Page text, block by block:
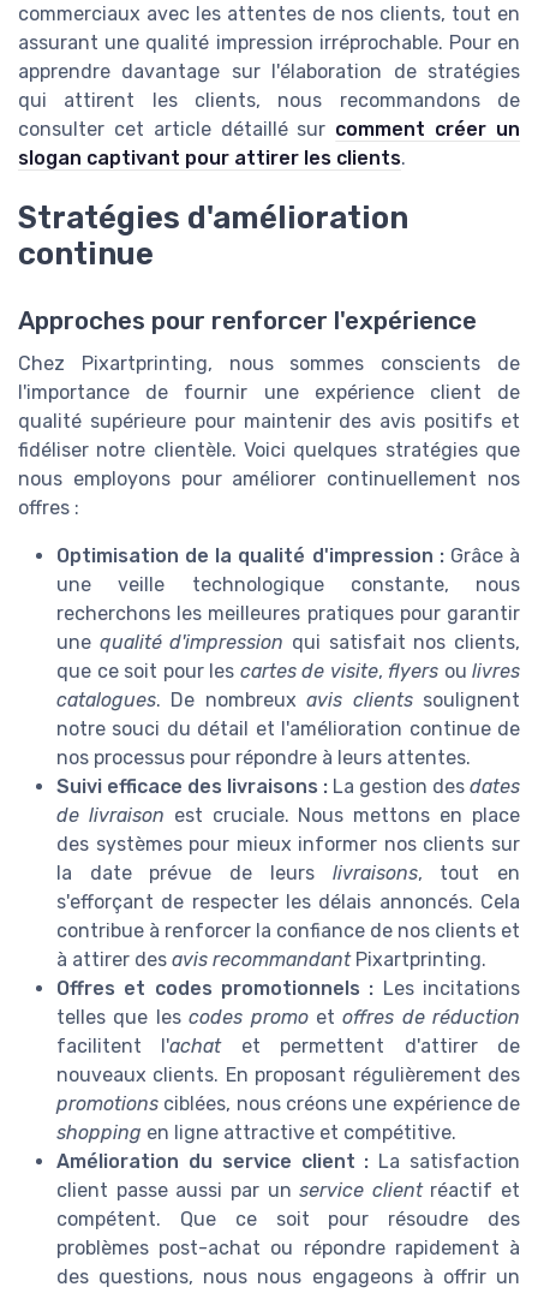
commerciaux avec les attentes de nos clients, tout en
assurant une qualité impression irréprochable. Pour en
apprendre davantage sur l'élaboration de stratégies
qui attirent les clients, nous recommandons de
consulter cet article détaillé sur comment créer un
slogan captivant pour attirer les clients.
Stratégies d'amélioration
continue
Approches pour renforcer l'expérience
Chez Pixartprinting, nous sommes conscients de
l'importance de fournir une expérience client de
qualité supérieure pour maintenir des avis positifs et
fidéliser notre clientèle. Voici quelques stratégies que
nous employons pour améliorer continuellement nos
offres :
Optimisation de la qualité d'impression :Grâce à
une veille technologique constante, nous
recherchons les meilleures pratiques pour garantir
une qualité d'impression qui satisfait nos clients,
que ce soit pour les cartes de visite, flyers ou livres
catalogues. De nombreuxavis clientssoulignent
notre souci du détail et l'amélioration continue de
nos processus pour répondre à leurs attentes.
Suivi efficace des livraisons : La gestion des dates
de livraison est cruciale. Nous mettons en place
des systèmes pour mieux informer nos clients sur
la date prévue de leurs livraisons, tout en
s'efforçant de respecter les délais annoncés. Cela
contribue à renforcer la confiance de nos clients et
à attirer des avis recommandantPixartprinting.
Offres et codes promotionnels : Les incitations
telles que lescodes promoetoffres de réduction
facilitent l'achatet permettent d'attirer de
nouveaux clients. En proposant régulièrement des
promotions ciblées, nous créons une expérience de
shopping en ligne attractive et compétitive.
Amélioration du service client : La satisfaction
client passe aussi par unservice clientréactif et
compétent. Que ce soit pour résoudre des
problèmes post-achat ou répondre rapidement à
des questions, nous nous engageons à offrir un